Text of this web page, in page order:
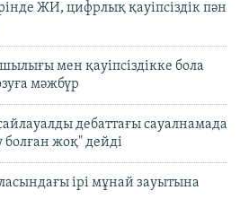
ЖИ, цифрлық қауіпсіздік пән
мен қауіпсіздікке бола
мәжбүр
дебаттағы сауалнамада
жоқ" дейді
ірі мұнай зауытына